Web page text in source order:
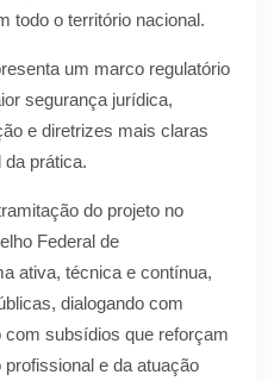
todo o território nacional.
um marco regulatório
segurança jurídica,
e diretrizes mais claras
prática.
do projeto no
Federal de
ativa, técnica e contínua,
dialogando com
com subsídios que reforçam
e da atuação